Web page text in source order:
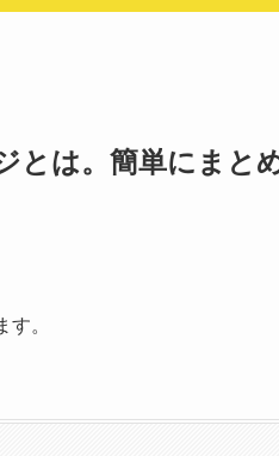
は。簡単にまとめ
。